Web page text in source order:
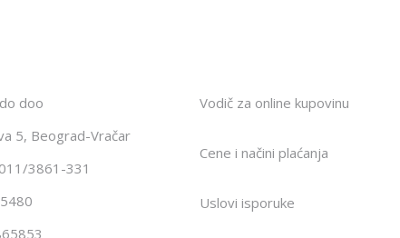
doo
5, Beograd-Vračar
3861-331
Vodič za online kupovinu
Cene i načini plaćanja
Uslovi isporuke